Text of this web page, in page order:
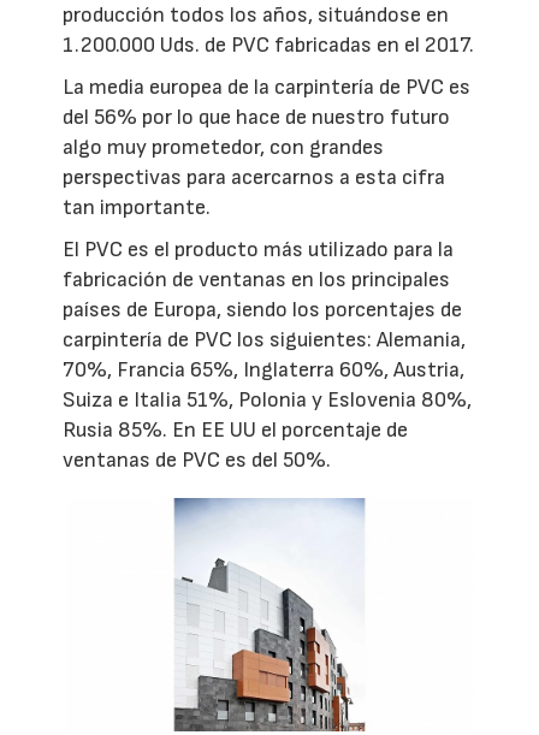
producción todos los años, situándose en
1.200.000 Uds. de PVC fabricadas en el 2017.
La media europea de la carpintería de PVC es
del 56% por lo que hace de nuestro futuro
algo muy prometedor, con grandes
perspectivas para acercarnos a esta cifra
tan importante.
El PVC es el producto más utilizado para la
fabricación de ventanas en los principales
países de Europa, siendo los porcentajes de
carpintería de PVC los siguientes: Alemania,
70%, Francia 65%, Inglaterra 60%, Austria,
Suiza e Italia 51%, Polonia y Eslovenia 80%,
Rusia 85%. En EE UU el porcentaje de
ventanas de PVC es del 50%.